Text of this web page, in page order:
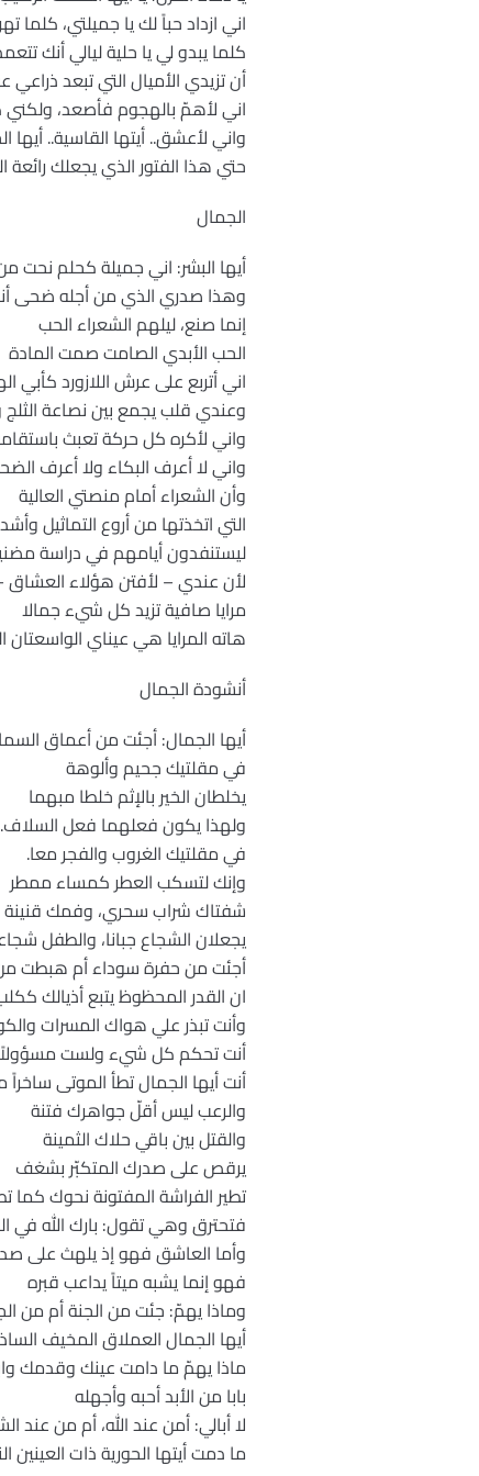
اني ازداد حباً لك يا جميلتي، كلما
كلما يبدو لي يا حلية ليالي أنك
أن تزيدي الأميال التي تبعد ذراعي
اني لأهمّ بالهجوم فأصعد،
واني لأعشق.. أيتها القاسية.. أيها
حتي هذا الفتور الذي يجعلك رائعة
الجمال
أيها البشر: اني جميلة كحلم نحت
وهذا صدري الذي من أجله ضحى
إنما صنع، ليلهم الشعراء الحب
الحب الأبدي الصامت صمت المادة
اني أتربع على عرش اللازورد كأبي
وعندي قلب يجمع بين نصاعة الثلج
واني لأكره كل حركة تعبث
واني لا أعرف البكاء ولا أعرف
وأن الشعراء أمام منصتي العالية
التي اتخذتها من أروع التماثيل
ليستنفدون أيامهم في دراسة
لأن عندي – لأفتن هؤلاء العشاق
مرايا صافية تزيد كل شيء جمالا
هاته المرايا هي عيناي الواسعتان
أنشودة الجمال
أيها الجمال: أجئت من أعماق
في مقلتيك جحيم وألوهة
يخلطان الخير بالإثم خلطا مبهما
ولهذا يكون فعلهما فعل
في مقلتيك الغروب والفجر معا.
وإنك لتسكب العطر كمساء ممطر
شفتاك شراب سحري، وفمك قنينة
يجعلان الشجاع جبانا، والطفل
أجئت من حفرة سوداء أم هبطت
ان القدر المحظوظ يتبع أذيالك
وأنت تبذر علي هواك المسرات
أنت تحكم كل شيء ولست
أنت أيها الجمال تطأ الموتى
والرعب ليس أقلّ جواهرك فتنة
والقتل بين باقي حلاك الثمينة
يرقص على صدرك المتكبّر بشغف
تطير الفراشة المفتونة نحوك كما
فتحترق وهي تقول: بارك الله في
وأما العاشق فهو إذ يلهث على
فهو إنما يشبه ميتاً يداعب قبره
وماذا يهمّ: جئت من الجنة أم من
أيها الجمال العملاق المخيف
ماذا يهمّ ما دامت عينك وقدمك
بابا من الأبد أحبه وأجهله
لا أبالي: أمن عند الله، أم من عند
ما دمت أيتها الحورية ذات العينين